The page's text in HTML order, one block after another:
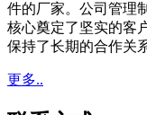
件的厂家。公司管理
核心奠定了坚实的客
保持了长期的合作关
更多..